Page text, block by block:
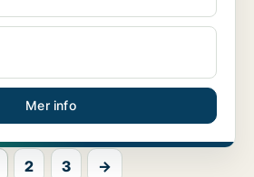
Mer info
2 3 →